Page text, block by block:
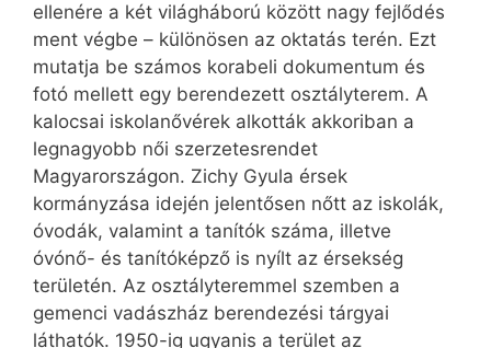
ellenére a két világháború között nagy fejlődés
ment végbe – különösen az oktatás terén. Ezt
mutatja be számos korabeli dokumentum és
fotó mellett egy berendezett osztályterem. A
kalocsai iskolanővérek alkották akkoriban a
legnagyobb női szerzetesrendet
Magyarországon. Zichy Gyula érsek
kormányzása idején jelentősen nőtt az iskolák,
óvodák, valamint a tanítók száma, illetve
óvónő- és tanítóképző is nyílt az érsekség
területén. Az osztályteremmel szemben a
gemenci vadászház berendezési tárgyai
láthatók. 1950-ig ugyanis a terület az